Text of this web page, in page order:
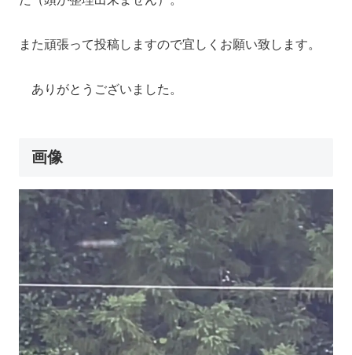
また頑張って投稿しますので宜しくお願い致します。
ありがとうございました。
画像